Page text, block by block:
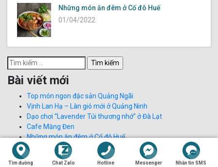
Những món ăn đêm ở Cố đô Huế
01/04/2022
Tìm
kiếm
cho:
Bài viết mới
Top món ngon đặc sản Quảng Ngãi
Vịnh Lan Hạ – Làn gió mới ở Quảng Ninh
Dạo chơi “Lavender Túi thương nhớ” ở Đà Lạt
Cafe Măng Đen
Những món ăn đêm ở Cố đô Huế
Phản hồi gần đây
Tìm đường Chat Zalo Hotline Messenger Nhắn tin SMS